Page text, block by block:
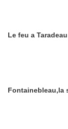
Le feu a Taradeau
Fontainebleau,la